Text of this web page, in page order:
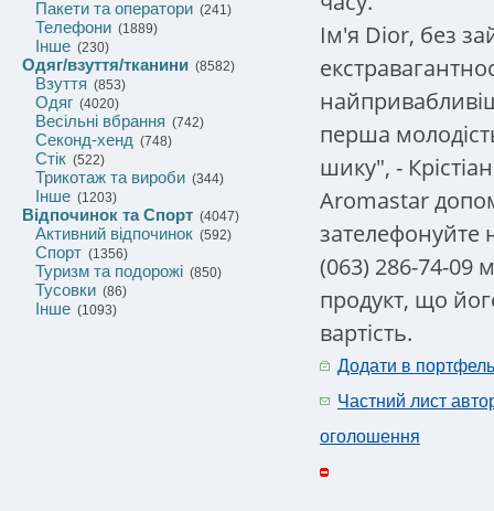
Пакети та оператори (241)
Телефони (1889)
Інше (230)
Одяг/взуття/тканини (8582)
Взуття (853)
Одяг (4020)
Весільні вбрання (742)
Секонд-хенд (748)
Стік (522)
Трикотаж та вироби (344)
Інше (1203)
Відпочинок та Спорт (4047)
Активний відпочинок (592)
Спорт (1356)
Туризм та подорожі (850)
Тусовки (86)
Інше (1093)
Ім'я Dior, без
перша
шику", -
Aromastar
зателефонуйте
(063) 286-74-09
продукт, що
вартість.
Додати в портфель
Частний лист
оголошення